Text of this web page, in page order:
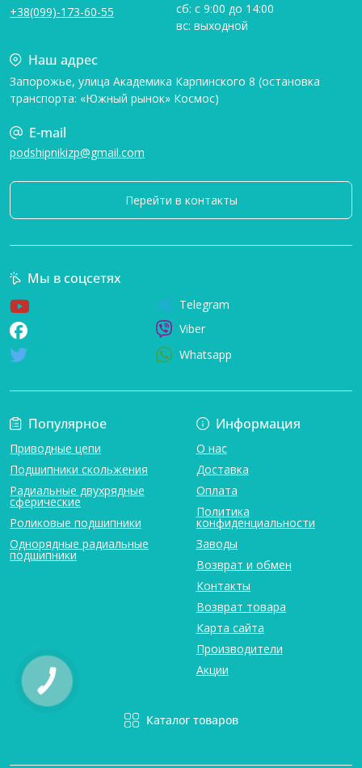
+38(099)-173-60-55
сб: с 9:00 до 14:00
вс: выходной
Наш адрес
Запорожье, улица Академика Карпинского 8 (остановка
транспорта: «Южный рынок» Космос)
E-mail
podshipnikizp@gmail.com
Перейти в контакты
Популярное
Приводные цепи
Подшипники скольжения
Радиальные двухрядные
сферические
Роликовые подшипники
Однорядные радиальные
подшипники
Информация
О нас
Доставка
Оплата
Политика
конфиденциальности
Заводы
Возврат и обмен
Контакты
Возврат товара
Карта сайта
Производители
Акции
Каталог товаров
Мы в соцсетях
Telegram
Viber
Whatsapp